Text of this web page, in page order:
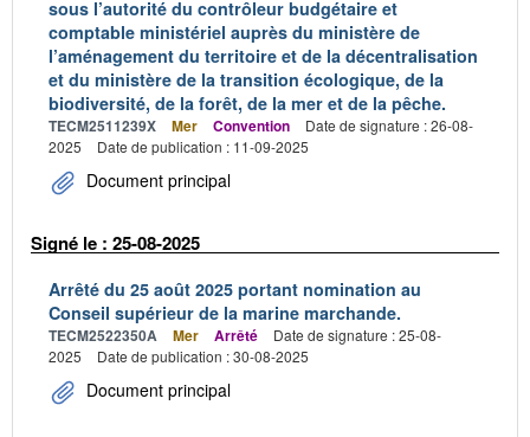
sous l’autorité du contrôleur budgétaire et
comptable ministériel auprès du ministère de
l’aménagement du territoire et de la décentralisation
et du ministère de la transition écologique, de la
biodiversité, de la forêt, de la mer et de la pêche.
TECM2511239X Mer Convention
Date de signature : 26-08-
2025
Date de publication : 11-09-2025
Document principal
Signé le : 25-08-2025
Arrêté du 25 août 2025 portant nomination au
Conseil supérieur de la marine marchande.
TECM2522350A Mer Arrêté
Date de signature : 25-08-
2025
Date de publication : 30-08-2025
Document principal